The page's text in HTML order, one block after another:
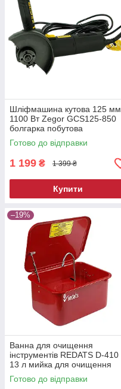
Шліфмашина кутова 125 мм
1100 Вт Zegor GCS125-850
болгарка побутова
електрична для різання та
шліфування
Готово до відправки
1 199 ₴ 1 399 ₴
Купити
–19%
Ванна для очищення
інструментів REDATS D-410
13 л мийка для очищення
деталей мийна ванна для
майстерні
Готово до відправки